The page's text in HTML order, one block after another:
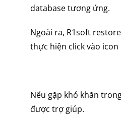
database tương ứng.
Ngoài ra, R1soft
thực hiện click vào
Nếu gặp khó khăn
được trợ giúp.